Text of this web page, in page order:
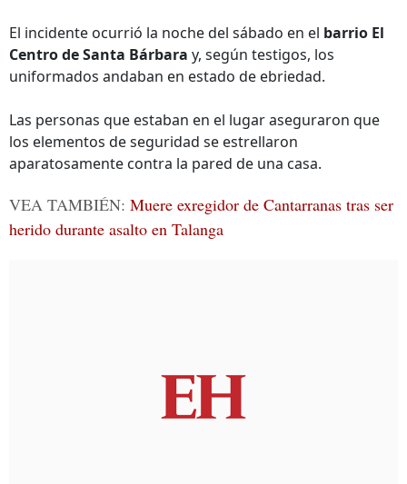
El incidente ocurrió la noche del sábado en el barrio El
Centro de Santa Bárbara y, según testigos, los
uniformados andaban en estado de ebriedad.
Las personas que estaban en el lugar aseguraron que
los elementos de seguridad se estrellaron
aparatosamente contra la pared de una casa.
VEA TAMBIÉN: Muere exregidor de Cantarranas tras ser
herido durante asalto en Talanga